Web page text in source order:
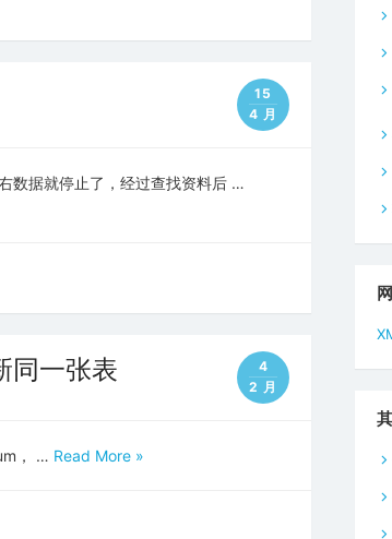
15
4 月
数据就停止了，经过查找资料后 …
同一张表
4
2 月
， … Read More »